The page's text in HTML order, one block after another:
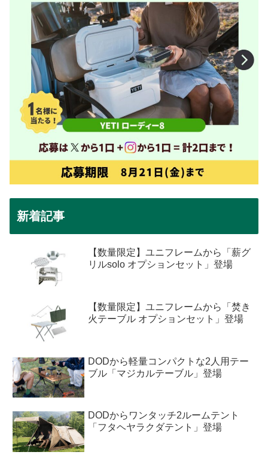
新着記事
【数量限定】ユニフレームから「薪グ
リルsolo オプションセット」登場
【数量限定】ユニフレームから「焚き
火テーブル オプションセット」登場
DODから軽量コンパクトな2人用テー
ブル「マジカルテーブル」登場
DODからワンタッチ2ルームテント
「フタヘヤラクダテント」登場